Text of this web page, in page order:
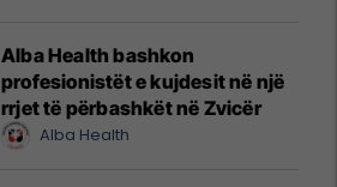
Alba Health bashkon
profesionistët e kujdesit në një
rrjet të përbashkët në Zvicër
Alba Health